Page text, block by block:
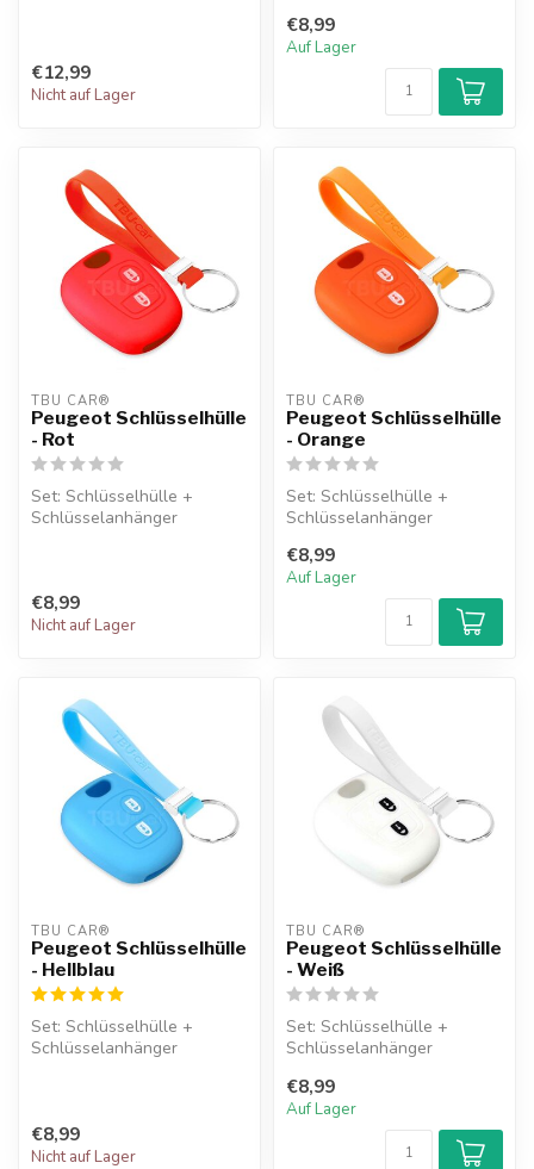
€12,99
Nicht auf Lager
€8,99
Auf Lager
TBU CAR®
Peugeot Schlüsselhülle
- Rot
Set: Schlüsselhülle +
Schlüsselanhänger
€8,99
Nicht auf Lager
TBU CAR®
Peugeot Schlüsselhülle
- Orange
Set: Schlüsselhülle +
Schlüsselanhänger
€8,99
Auf Lager
TBU CAR®
Peugeot Schlüsselhülle
- Hellblau
Set: Schlüsselhülle +
Schlüsselanhänger
€8,99
Nicht auf Lager
TBU CAR®
Peugeot Schlüsselhülle
- Weiß
Set: Schlüsselhülle +
Schlüsselanhänger
€8,99
Auf Lager